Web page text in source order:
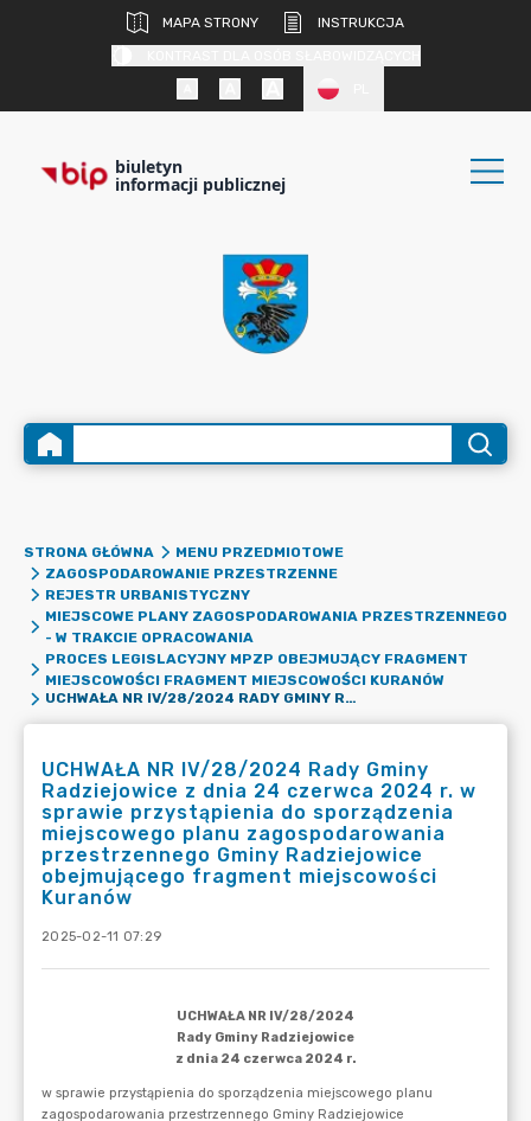
MAPA STRONY
INSTRUKCJA
biuletyn
informacji publicznej
STRONA GŁÓWNA
MENU PRZEDMIOTOWE
ZAGOSPODAROWANIE PRZESTRZENNE
REJESTR URBANISTYCZNY
MIEJSCOWE PLANY ZAGOSPODAROWANIA PRZESTRZENNEGO
- W TRAKCIE OPRACOWANIA
PROCES LEGISLACYJNY MPZP OBEJMUJĄCY FRAGMENT
MIEJSCOWOŚCI FRAGMENT MIEJSCOWOŚCI KURANÓW
UCHWAŁA NR IV/28/2024 RADY GMINY RADZIEJOWICE Z DNIA 24 CZERWCA 2024 R. W SPRAWIE PRZYSTĄPIENIA DO SPORZĄDZENIA MIEJSCOWEGO PLANU ZAGOSPODAROWANIA PRZESTRZENNEGO GMINY RADZIEJOWICE OBEJMUJĄCEGO FRAGMENT MIEJSCOWOŚCI KURANÓW
UCHWAŁA NR IV/28/2024 Rady Gminy
Radziejowice z dnia 24 czerwca 2024 r. w
sprawie przystąpienia do sporządzenia
miejscowego planu zagospodarowania
przestrzennego Gminy Radziejowice
obejmującego fragment miejscowości
Kuranów
2025-02-11 07:29